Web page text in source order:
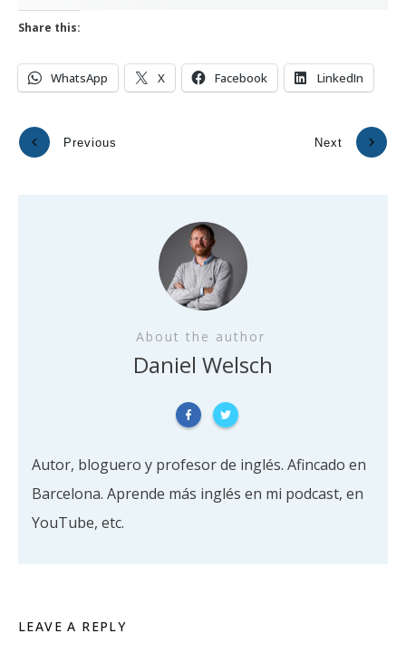
Share this:
WhatsApp X Facebook LinkedIn
Previous Next
About the author
Daniel Welsch
Autor, bloguero y profesor de inglés. Afincado en
Barcelona. Aprende más inglés en mi podcast, en
YouTube, etc.
LEAVE A REPLY